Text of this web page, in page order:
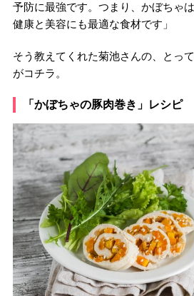
予防に最強です。つまり、かぼちゃ
健康と美容にも最適な食材です」
そう教えてくれた菊池さんの、とっ
がコチラ。
「かぼちゃの豚肉巻き」レシピ